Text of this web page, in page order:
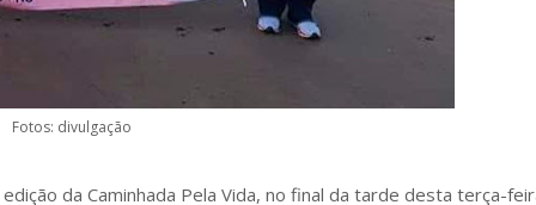
Fotos: divulgação
da Caminhada Pela Vida, no final da tarde desta terça-